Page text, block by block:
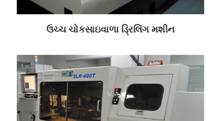
ઉચ્ચ ચોકસાઇવાળા ડ્રિલિંગ મશીન